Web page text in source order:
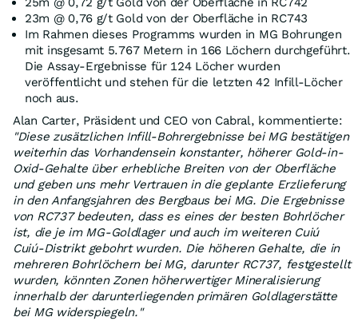
23m @ 0,76 g/t Gold von der Oberfläche in RC743
Im Rahmen dieses Programms wurden in MG Bohrungen
mit insgesamt 5.767 Metern in 166 Löchern durchgeführt.
Die Assay-Ergebnisse für 124 Löcher wurden
veröffentlicht und stehen für die letzten 42 Infill-Löcher
noch aus.
Alan Carter, Präsident und CEO von Cabral, kommentierte:
"Diese zusätzlichen Infill-Bohrergebnisse bei MG bestätigen
weiterhin das Vorhandensein konstanter, höherer Gold-in-
Oxid-Gehalte über erhebliche Breiten von der Oberfläche
und geben uns mehr Vertrauen in die geplante Erzlieferung
in den Anfangsjahren des Bergbaus bei MG. Die Ergebnisse
von RC737 bedeuten, dass es eines der besten Bohrlöcher
ist, die je im MG-Goldlager und auch im weiteren Cuiú
Cuiú-Distrikt gebohrt wurden. Die höheren Gehalte, die in
mehreren Bohrlöchern bei MG, darunter RC737, festgestellt
wurden, könnten Zonen höherwertiger Mineralisierung
innerhalb der darunterliegenden primären Goldlagerstätte
bei MG widerspiegeln."